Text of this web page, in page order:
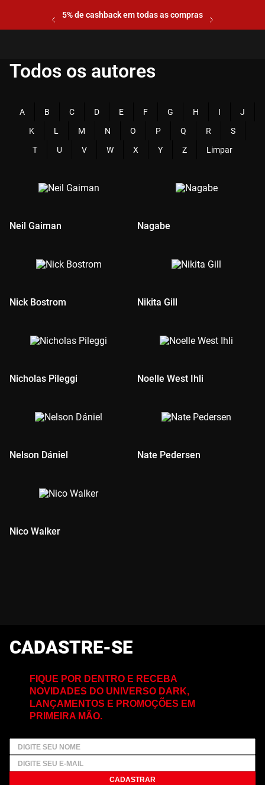
5% de cashback em todas as compras
Todos os autores
A B C D E F G H I
J
K
L M N O P Q R
S
T
U V W X Y Z Limpar
Neil Gaiman Nagabe
Nick Bostrom Nikita Gill
Nicholas Pileggi Noelle West Ihli
Nelson Dániel Nate Pedersen
Nico Walker
CADASTRE-SE
FIQUE POR DENTRO E RECEBA
NOVIDADES DO UNIVERSO DARK,
LANÇAMENTOS E PROMOÇÕES EM
PRIMEIRA MÃO.
CADASTRAR